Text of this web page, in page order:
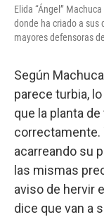
Elida “Ángel”
donde ha criado a sus
mayores defensoras
Según
parece turbia,
que la planta
correctamente.
acarreando su
las mismas
aviso de hervir
dice que van a